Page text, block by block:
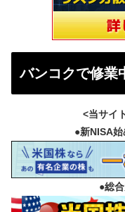
バンコクで修業
<当サイ
●新NISA
●総